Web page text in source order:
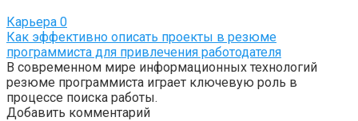
Карьера 0
Как эффективно описать проекты в резюме
программиста для привлечения работодателя
В современном мире информационных технологий
резюме программиста играет ключевую роль в
процессе поиска работы.
Добавить комментарий